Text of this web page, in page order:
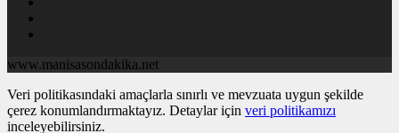
www.manisasondakika.net
Veri politikasındaki amaçlarla sınırlı ve mevzuata uygun şekilde
çerez konumlandırmaktayız. Detaylar için veri politikamızı
inceleyebilirsiniz.